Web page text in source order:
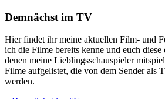
Demnächst im TV
Hier findet ihr meine aktuellen Film- und
ich die Filme bereits kenne und euch
denen meine Lieblingsschauspieler
Filme aufgelistet, die von dem Sender als
werden.